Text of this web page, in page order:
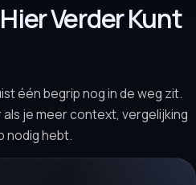
Verder Kunt
één begrip nog in de weg zit.
je meer context, vergelijking
nodig hebt.